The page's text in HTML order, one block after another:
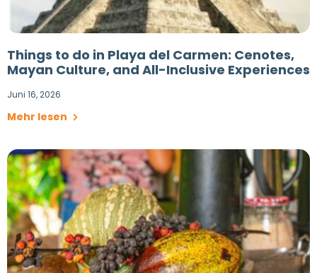
Things to do in Playa del Carmen: Cenotes,
Mayan Culture, and All-Inclusive Experiences
Juni 16, 2026
Mehr lesen